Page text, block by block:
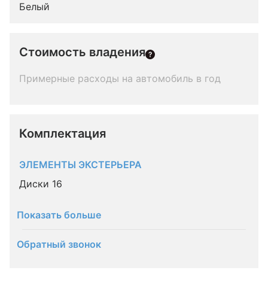
Белый
Стоимость владения
Примерные расходы на автомобиль в год
Комплектация
ЭЛЕМЕНТЫ ЭКСТЕРЬЕРА
Диски 16
Показать больше
Обратный звонок